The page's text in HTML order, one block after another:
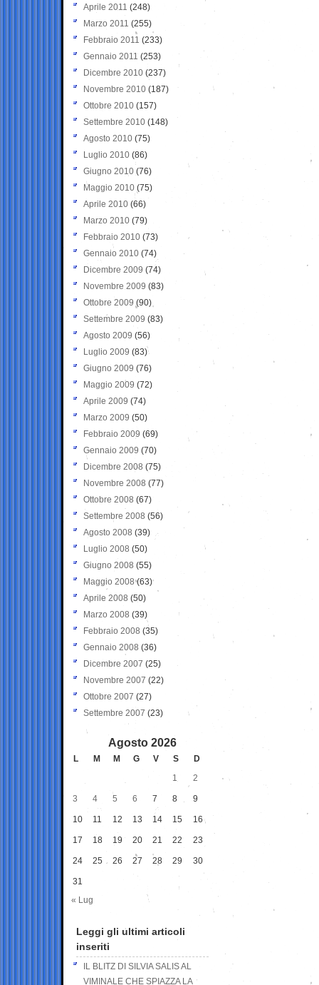
Aprile 2011 (248)
Marzo 2011 (255)
Febbraio 2011 (233)
Gennaio 2011 (253)
Dicembre 2010 (237)
Novembre 2010 (187)
Ottobre 2010 (157)
Settembre 2010 (148)
Agosto 2010 (75)
Luglio 2010 (86)
Giugno 2010 (76)
Maggio 2010 (75)
Aprile 2010 (66)
Marzo 2010 (79)
Febbraio 2010 (73)
Gennaio 2010 (74)
Dicembre 2009 (74)
Novembre 2009 (83)
Ottobre 2009 (90)
Settembre 2009 (83)
Agosto 2009 (56)
Luglio 2009 (83)
Giugno 2009 (76)
Maggio 2009 (72)
Aprile 2009 (74)
Marzo 2009 (50)
Febbraio 2009 (69)
Gennaio 2009 (70)
Dicembre 2008 (75)
Novembre 2008 (77)
Ottobre 2008 (67)
Settembre 2008 (56)
Agosto 2008 (39)
Luglio 2008 (50)
Giugno 2008 (55)
Maggio 2008(63)
Aprile 2008 (50)
Marzo 2008 (39)
Febbraio 2008 (35)
Gennaio 2008 (36)
Dicembre 2007 (25)
Novembre 2007 (22)
Ottobre 2007 (27)
Settembre 2007 (23)
Agosto 2026
L M M G V S
D
1
2
3 4 5 6 7 8 9
10 11 12 13 14 15 16
17 18 19 20 21 22 23
24 25 26 27 28 29 30
31
« Lug
Leggi gli ultimi articoli
inseriti
IL BLITZ DI SILVIA SALIS AL
VIMINALE CHE SPIAZZA LA